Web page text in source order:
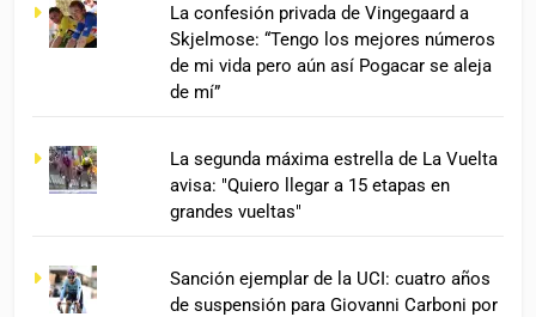
La confesión privada de Vingegaard a
Skjelmose: “Tengo los mejores números
de mi vida pero aún así Pogacar se aleja
de mí”
La segunda máxima estrella de La Vuelta
avisa: "Quiero llegar a 15 etapas en
grandes vueltas"
Sanción ejemplar de la UCI: cuatro años
de suspensión para Giovanni Carboni por